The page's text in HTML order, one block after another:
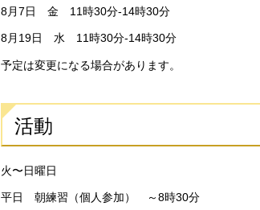
8月7日 金 11時30分-14時30分
8月19日 水 11時30分-14時30分
予定は変更になる場合があります。
活動
火〜日曜日
平日 朝練習（個人参加） ～8時30分